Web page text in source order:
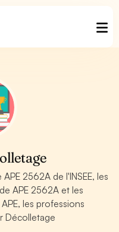
2562A de l'INSEE, les
APE 2562A et les
les professions
Décolletage